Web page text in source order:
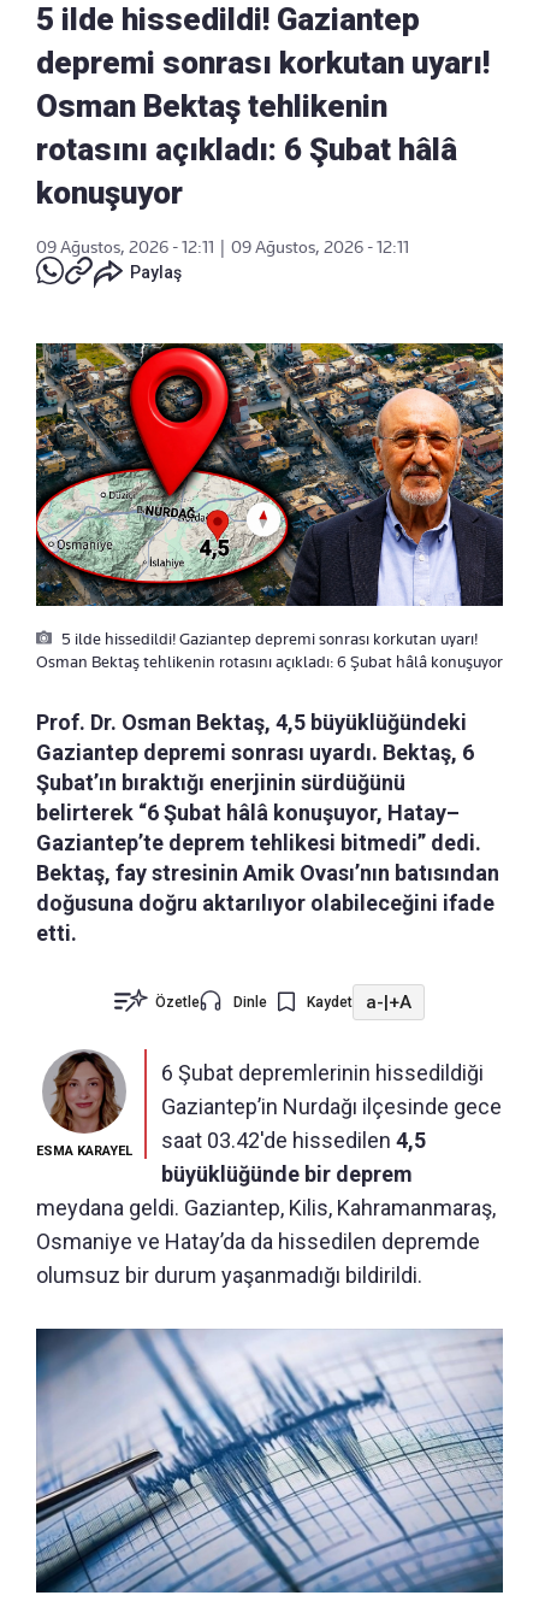
5 ilde hissedildi! Gaziantep
depremi sonrası korkutan uyarı!
Osman Bektaş tehlikenin
rotasını açıkladı: 6 Şubat hâlâ
konuşuyor
09 Ağustos, 2026 - 12:11
09 Ağustos, 2026 - 12:11
Paylaş
5 ilde hissedildi! Gaziantep depremi sonrası korkutan uyarı!
Osman Bektaş tehlikenin rotasını açıkladı: 6 Şubat hâlâ konuşuyor
Prof. Dr. Osman Bektaş, 4,5 büyüklüğündeki
Gaziantep depremi sonrası uyardı. Bektaş, 6
Şubat’ın bıraktığı enerjinin sürdüğünü
belirterek “6 Şubat hâlâ konuşuyor, Hatay–
Gaziantep’te deprem tehlikesi bitmedi” dedi.
Bektaş, fay stresinin Amik Ovası’nın batısından
doğusuna doğru aktarılıyor olabileceğini ifade
etti.
Özetle Dinle Kaydet a-|+A
ESMA KARAYEL
6 Şubat depremlerinin hissedildiği
Gaziantep’in Nurdağı ilçesinde gece
saat 03.42'de hissedilen 4,5
büyüklüğünde bir deprem
meydana geldi. Gaziantep, Kilis, Kahramanmaraş,
Osmaniye ve Hatay’da da hissedilen depremde
olumsuz bir durum yaşanmadığı bildirildi.